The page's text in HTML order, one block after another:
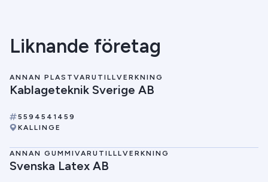
Liknande företag
ANNAN PLASTVARUTILLVERKNING
Kablageteknik Sverige AB
5594541459
KALLINGE
ANNAN GUMMIVARUTILLLVERKNING
Svenska Latex AB